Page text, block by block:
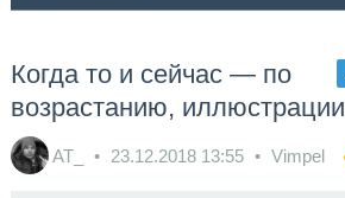
Когда то и сейчас — по
возрастанию, иллюстрации
AT_ 23.12.2018 13:55 Vimpel